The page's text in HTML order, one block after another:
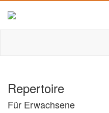
Repertoire
Für Erwachsene